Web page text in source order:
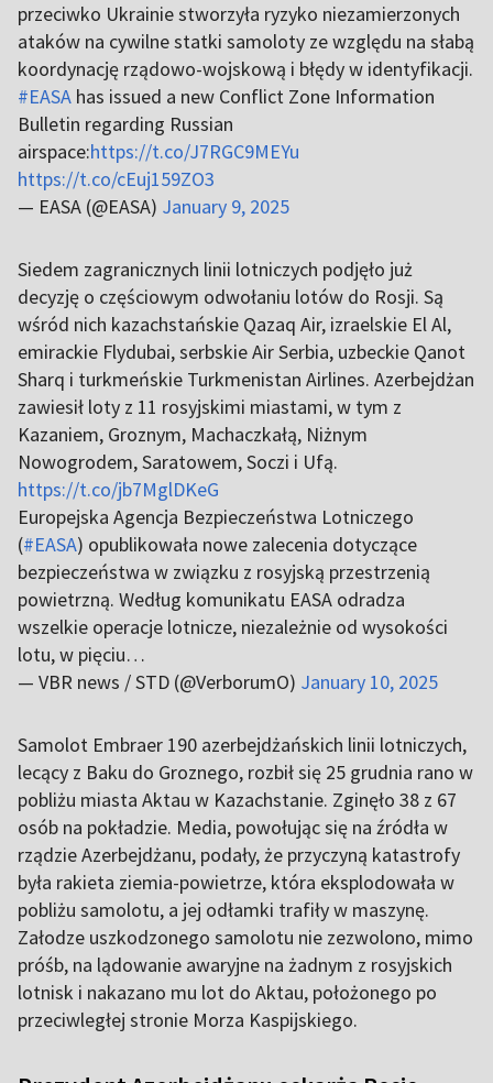
przeciwko Ukrainie stworzyła ryzyko niezamierzonych
ataków na cywilne statki samoloty ze względu na słabą
koordynację rządowo-wojskową i błędy w identyfikacji.
#EASA has issued a new Conflict Zone Information
Bulletin regarding Russian
airspace:https://t.co/J7RGC9MEYu
https://t.co/cEuj159ZO3
— EASA (@EASA) January 9, 2025
Siedem zagranicznych linii lotniczych podjęło już
decyzję o częściowym odwołaniu lotów do Rosji. Są
wśród nich kazachstańskie Qazaq Air, izraelskie El Al,
emirackie Flydubai, serbskie Air Serbia, uzbeckie Qanot
Sharq i turkmeńskie Turkmenistan Airlines. Azerbejdżan
zawiesił loty z 11 rosyjskimi miastami, w tym z
Kazaniem, Groznym, Machaczkałą, Niżnym
Nowogrodem, Saratowem, Soczi i Ufą.
https://t.co/jb7MglDKeG
Europejska Agencja Bezpieczeństwa Lotniczego
(#EASA) opublikowała nowe zalecenia dotyczące
bezpieczeństwa w związku z rosyjską przestrzenią
powietrzną. Według komunikatu EASA odradza
wszelkie operacje lotnicze, niezależnie od wysokości
lotu, w pięciu…
— VBR news / STD (@VerborumO) January 10, 2025
Samolot Embraer 190 azerbejdżańskich linii lotniczych,
lecący z Baku do Groznego, rozbił się 25 grudnia rano w
pobliżu miasta Aktau w Kazachstanie. Zginęło 38 z 67
osób na pokładzie. Media, powołując się na źródła w
rządzie Azerbejdżanu, podały, że przyczyną katastrofy
była rakieta ziemia-powietrze, która eksplodowała w
pobliżu samolotu, a jej odłamki trafiły w maszynę.
Załodze uszkodzonego samolotu nie zezwolono, mimo
próśb, na lądowanie awaryjne na żadnym z rosyjskich
lotnisk i nakazano mu lot do Aktau, położonego po
przeciwległej stronie Morza Kaspijskiego.